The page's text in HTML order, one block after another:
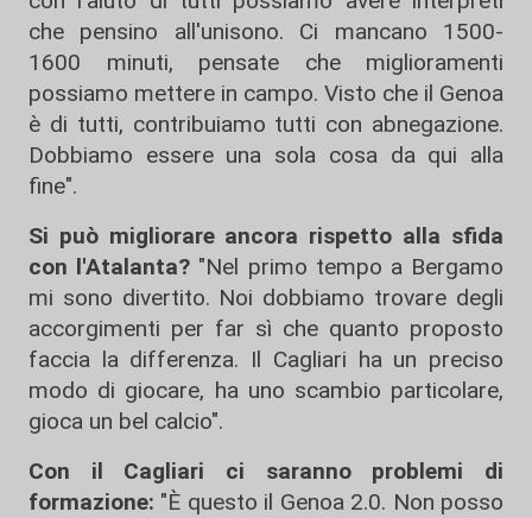
che pensino all'unisono. Ci mancano 1500-
1600 minuti, pensate che miglioramenti
possiamo mettere in campo. Visto che il Genoa
è di tutti, contribuiamo tutti con abnegazione.
Dobbiamo essere una sola cosa da qui alla
fine".
Si può migliorare ancora rispetto alla sfida
con l'Atalanta? "Nel primo tempo a Bergamo
mi sono divertito. Noi dobbiamo trovare degli
accorgimenti per far sì che quanto proposto
faccia la differenza. Il Cagliari ha un preciso
modo di giocare, ha uno scambio particolare,
gioca un bel calcio".
Con il Cagliari ci saranno problemi di
formazione: "È questo il Genoa 2.0. Non posso